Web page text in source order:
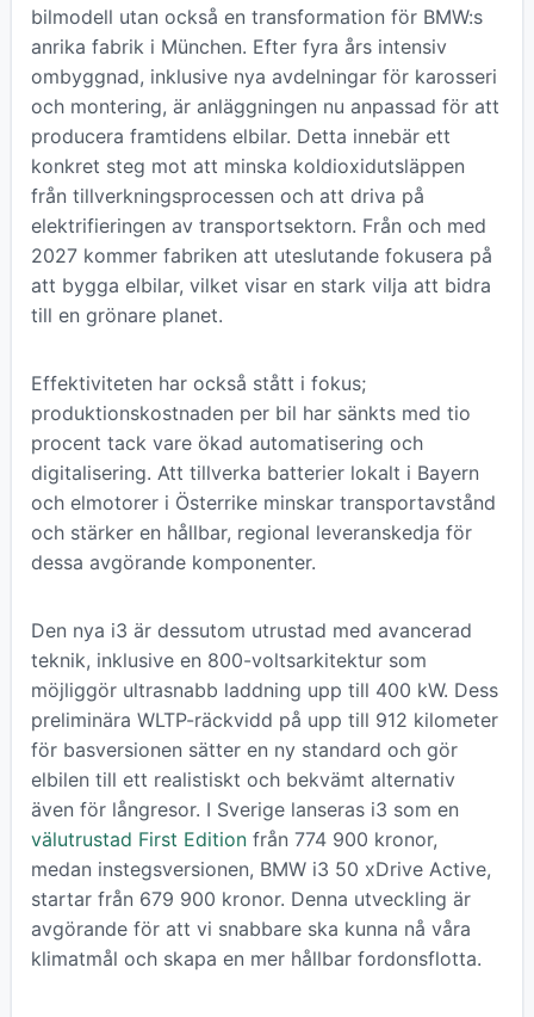
bilmodell utan också en transformation för BMW:s
anrika fabrik i München. Efter fyra års intensiv
ombyggnad, inklusive nya avdelningar för karosseri
och montering, är anläggningen nu anpassad för att
producera framtidens elbilar. Detta innebär ett
konkret steg mot att minska koldioxidutsläppen
från tillverkningsprocessen och att driva på
elektrifieringen av transportsektorn. Från och med
2027 kommer fabriken att uteslutande fokusera på
att bygga elbilar, vilket visar en stark vilja att bidra
till en grönare planet.
Effektiviteten har också stått i fokus;
produktionskostnaden per bil har sänkts med tio
procent tack vare ökad automatisering och
digitalisering. Att tillverka batterier lokalt i Bayern
och elmotorer i Österrike minskar transportavstånd
och stärker en hållbar, regional leveranskedja för
dessa avgörande komponenter.
Den nya i3 är dessutom utrustad med avancerad
teknik, inklusive en 800-voltsarkitektur som
möjliggör ultrasnabb laddning upp till 400 kW. Dess
preliminära WLTP-räckvidd på upp till 912 kilometer
för basversionen sätter en ny standard och gör
elbilen till ett realistiskt och bekvämt alternativ
även för långresor. I Sverige lanseras i3 som en
välutrustad First Editionfrån 774 900 kronor,
medan instegsversionen, BMW i3 50 xDrive Active,
startar från 679 900 kronor. Denna utveckling är
avgörande för att vi snabbare ska kunna nå våra
klimatmål och skapa en mer hållbar fordonsflotta.